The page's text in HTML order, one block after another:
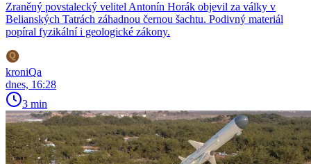
Zraněný povstalecký velitel Antonín Horák objevil za války v
Belianských Tatrách záhadnou černou šachtu. Podivný materiál
popíral fyzikální i geologické zákony.
kroniQa
dnes, 16:28
3 min